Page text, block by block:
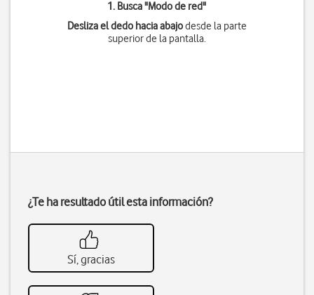
1. Busca "Modo de red"
Desliza el dedo hacia abajodesde la parte
superior de la pantalla.
¿Te ha resultado útil esta información?
Sí, gracias